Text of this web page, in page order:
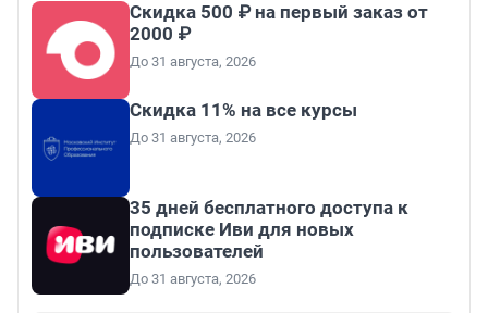
Скидка 500 ₽ на первый заказ от
2000 ₽
До 31 августа, 2026
Скидка 11% на все курсы
До 31 августа, 2026
35 дней бесплатного доступа к
подписке Иви для новых
пользователей
До 31 августа, 2026